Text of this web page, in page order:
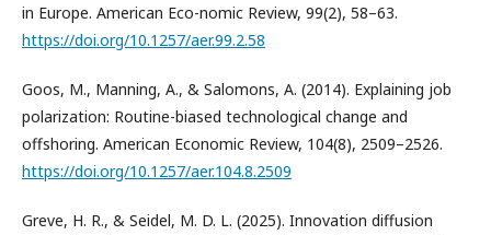
in Europe. American Eco-nomic Review, 99(2), 58–63.
https://doi.org/10.1257/aer.99.2.58
Goos, M., Manning, A., & Salomons, A. (2014). Explaining job
polarization: Routine-biased technological change and
offshoring. American Economic Review, 104(8), 2509–2526.
https://doi.org/10.1257/aer.104.8.2509
Greve, H. R., & Seidel, M. D. L. (2025). Innovation diffusion